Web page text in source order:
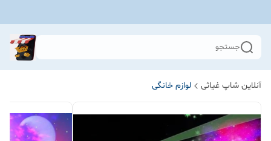
جستجو
آنلاین شاپ غیاثی لوازم خانگی